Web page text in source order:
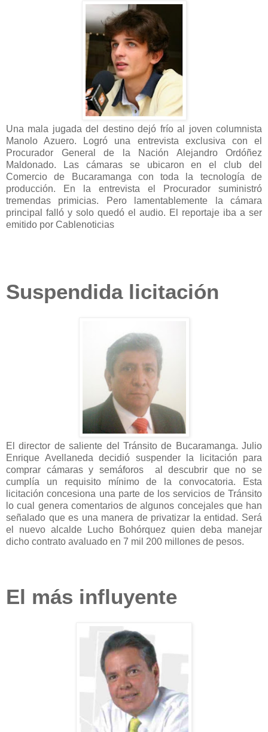
Una mala jugada del destino dejó frío al joven columnista
Manolo Azuero. Logró una entrevista exclusiva con el
Procurador General de la Nación Alejandro Ordóñez
Maldonado. Las cámaras se ubicaron en el club del
Comercio de Bucaramanga con toda la tecnología de
producción. En la entrevista el Procurador suministró
tremendas primicias. Pero lamentablemente la cámara
principal falló y solo quedó el audio. El reportaje iba a ser
emitido por Cablenoticias
Suspendida licitación
El director de saliente del Tránsito de Bucaramanga. Julio
Enrique Avellaneda decidió suspender la licitación para
comprar cámaras y semáforos al descubrir que no se
cumplía un requisito mínimo de la convocatoria. Esta
licitación concesiona una parte de los servicios de Tránsito
lo cual genera comentarios de algunos concejales que han
señalado que es una manera de privatizar la entidad. Será
el nuevo alcalde Lucho Bohórquez quien deba manejar
dicho contrato avaluado en 7 mil 200 millones de pesos.
El más influyente